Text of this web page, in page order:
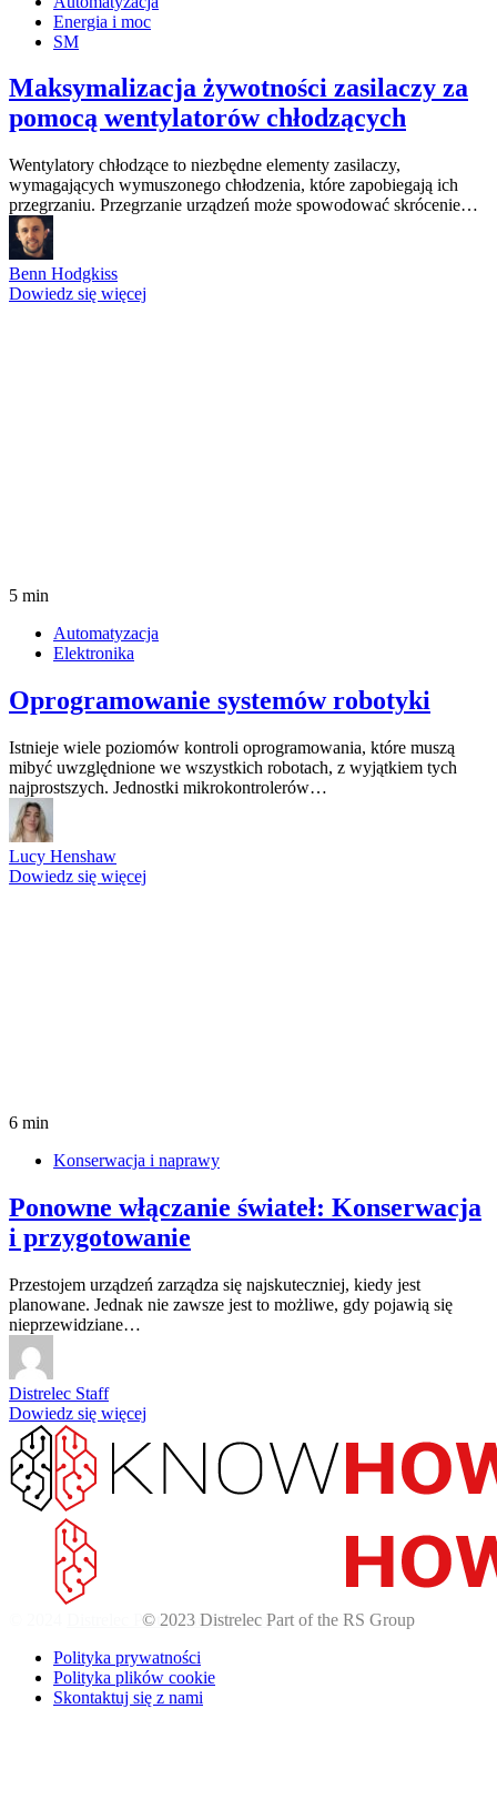
Energia i moc
SM
Maksymalizacja żywotności zasilaczy za
pomocą wentylatorów chłodzących
Wentylatory chłodzące to niezbędne elementy zasilaczy,
wymagających wymuszonego chłodzenia, które zapobiegają ich
przegrzaniu. Przegrzanie urządzeń może spowodować skrócenie…
Benn Hodgkiss
Dowiedz się więcej
5 min
Automatyzacja
Elektronika
Oprogramowanie systemów robotyki
Istnieje wiele poziomów kontroli oprogramowania, które muszą
mibyć uwzględnione we wszystkich robotach, z wyjątkiem tych
najprostszych. Jednostki mikrokontrolerów…
Lucy Henshaw
Dowiedz się więcej
6 min
Konserwacja i naprawy
Ponowne włączanie świateł: Konserwacja
i przygotowanie
Przestojem urządzeń zarządza się najskuteczniej, kiedy jest
planowane. Jednak nie zawsze jest to możliwe, gdy pojawią się
nieprzewidziane…
Distrelec Staff
Dowiedz się więcej
Distrelec Part of the RS Group
Polityka prywatności
Polityka plików cookie
Skontaktuj się z nami